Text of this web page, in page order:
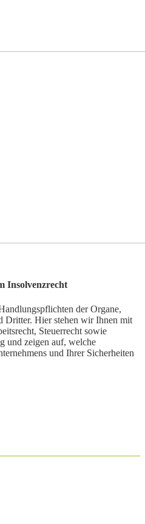
Insolvenzrecht
der Organe,
Dritter. Hier stehen wir Ihnen mit
Steuerrecht sowie
und zeigen auf, welche
und Ihrer Sicherheiten